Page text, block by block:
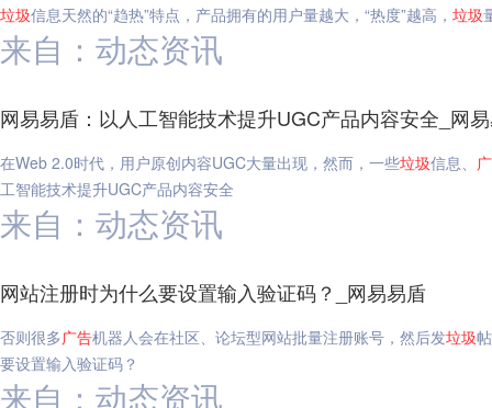
垃圾信息天然的“趋热”特点，产品拥有的用户量越大，“热度”越高， 垃圾
来自：动态资讯
网易易盾：以人工智能技术提升UGC产品内容安全_网
在Web 2.0时代，用户原创内容UGC大量出现，然而，一些垃圾信息、
工智能技术提升UGC产品内容安全
来自：动态资讯
网站注册时为什么要设置输入验证码？_网易易盾
否则很多广告机器人会在社区、论坛型网站批量注册账号，然后发垃圾
要设置输入验证码？
来自：动态资讯